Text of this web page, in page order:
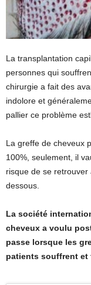
La transplantation
personnes qui
chirurgie a fait des
indolore et
pallier ce problème
La greffe de cheveux
100%, seulement, il
risque de se
dessous.
La société
cheveux a voulu
passe lorsque les
patients souffrent